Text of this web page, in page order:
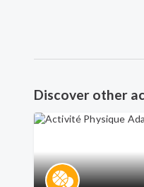
Discover other